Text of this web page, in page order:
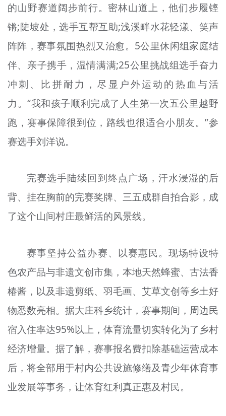
的山野赛道阔步前行。密林山道上，他们步履铿
锵;陡坡处，选手互帮互助;浅溪畔水花轻漾、笑声
阵阵，赛事氛围热烈又治愈。5公里休闲组家庭结
伴、亲子携手，温情满满;25公里挑战组选手奋力
冲刺、比拼耐力，尽显户外运动的热血与活
力。“我和孩子顺利完成了人生第一次五公里越野
跑，赛事保障很到位，路线也很适合小朋友。”参
赛选手刘洋说。
完赛选手陆续回到终点广场，汗水浸湿的后
背、挂在胸前的完赛奖牌、三五成群自拍合影，成
了这个山间村庄最鲜活的风景线。
赛事坚持公益办赛、以赛惠民。现场特设特
色农产品与非遗文创市集，本地天然蜂蜜、古法香
椿酱，以及非遗剪纸、羽毛画、艾草文创等乡土好
物悉数亮相。据大庄科乡统计，赛事期间，周边民
宿入住率达95%以上，体育流量切实转化为了乡村
经济增量。据了解，赛事报名费扣除基础运营成本
后，将全部用于村内公共设施修缮及青少年体育事
业发展等事务，让体育红利真正惠及村民。